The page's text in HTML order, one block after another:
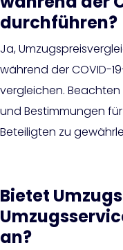
durchführen?
Ja,
während der COVID-
vergleichen.
und Bestimmungen
Beteiligten zu
Bietet
an?